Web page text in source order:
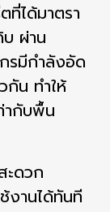
ที่ได้มาตรา
ผ่าน
รมีกำลังอัด
กัน ทำให้
ากับพื้น
ดวก
งานได้ทันที